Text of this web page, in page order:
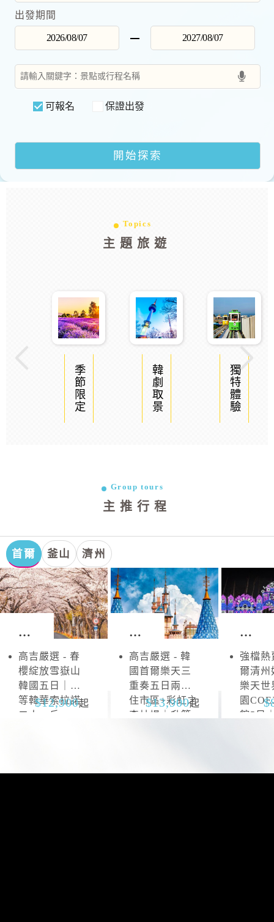
出發期間
可報名 保證出發
Topics
主題旅遊
季節限定 韓劇取景 獨特體驗
Group tours
主推行程
首爾 釜山 濟州
首
雪
嶽
山
高吉嚴選 - 春
櫻綻放雪嶽山
韓國五日｜升
等韓華索拉諾
二人一戶
12,900起
首
抱
川
高吉嚴選 - 韓
國首爾樂天三
重奏五日兩晚
住市區+彩虹之
森片場｜升等
13,900起
首
強檔熱
爾清州
樂天世
園
館5日